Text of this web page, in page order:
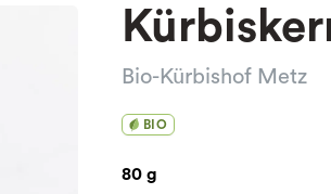
Bio-Kürbishof Metz
BIO
80 g